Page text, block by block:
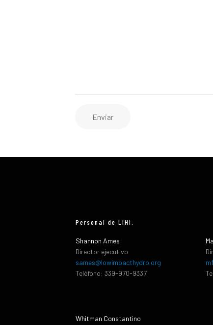
Enviar
Personal de LIHI:
Shannon Ames
Director ejecutivo
sames@lowimpacthydro.org
Teléfono: 339-970-9337
Whitman Constantino